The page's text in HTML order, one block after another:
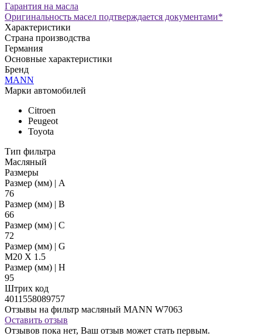
Гарантия на масла
Оригинальность масел подтверждается документами*
Характеристики
Страна производства
Германия
Основные характеристики
Бренд
MANN
Марки автомобилей
Citroen
Peugeot
Toyota
Тип фильтра
Масляный
Размеры
Размер (мм) | A
76
Размер (мм) | B
66
Размер (мм) | C
72
Размер (мм) | G
M20 X 1.5
Размер (мм) | H
95
Штрих код
4011558089757
Отзывы на фильтр масляный MANN W7063
Оставить отзыв
Отзывов пока нет, Ваш отзыв может стать первым.